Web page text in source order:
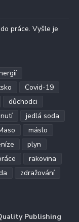
práce. Vyšle je
Covid-19
důchodci
jedlá soda
máslo
plyn
rakovina
zdražování
Publishing